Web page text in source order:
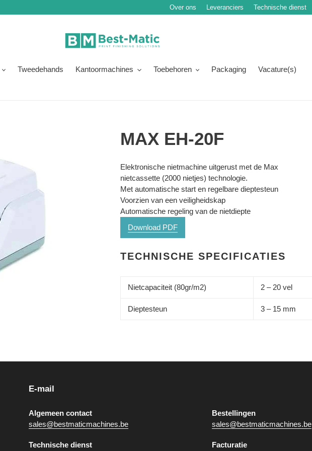
Over ons Leveranciers Technische dienst
Tweedehands Kantoormachines Toebehoren Packaging Vacature(s)
MAX EH-20F
prijs
Product
toegevoegen
aan
je
winkelwagen
Elektronische nietmachine uitgerust met de Max
nietcassette (2000 nietjes) technologie.
Met automatische start en regelbare dieptesteun
Voorzien van een veiligheidskap
Automatische regeling van de nietdiepte
Download PDF
TECHNISCHE SPECIFICATIES
Nietcapaciteit (80gr/m2) 2 – 20 vel
Dieptesteun 3 – 15 mm
E-mail
Algemeen contact
sales@bestmaticmachines.be
Technische dienst
Bestellingen
sales@bestmaticmachines.be
Facturatie